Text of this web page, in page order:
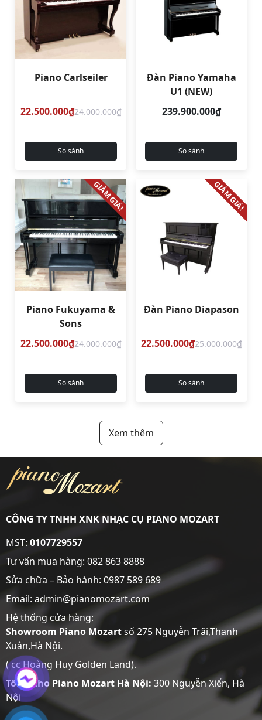
Piano Carlseiler
22.500.000₫24.000.000₫
So sánh
Đàn Piano Yamaha
U1 (NEW)
239.900.000₫
So sánh
GIẢM GIÁ!
Piano Fukuyama &
Sons
22.500.000₫24.000.000₫
So sánh
GIẢM GIÁ!
Đàn Piano Diapason
22.500.000₫25.000.000₫
So sánh
Xem thêm
CÔNG TY TNHH XNK NHẠC CỤ PIANO MOZART
MST:0107729557
Tư vấn mua hàng: 082 863 8888
Sửa chữa – Bảo hành: 0987 589 689
Email: admin@pianomozart.com
Hệ thống cửa hàng:
Showroom Piano Mozartsố 275 Nguyễn Trãi,Thanh
Xuân,Hà Nội.
( cc Hoàng Huy Golden Land).
Tổng Kho Piano Mozart Hà Nội: 300 Nguyễn Xiển, Hà
Nội